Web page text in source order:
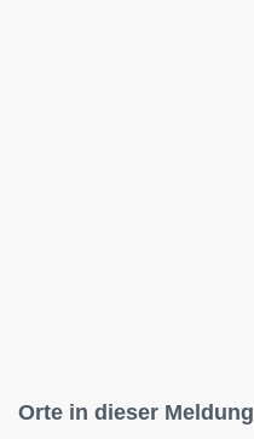
Orte in dieser Meldung